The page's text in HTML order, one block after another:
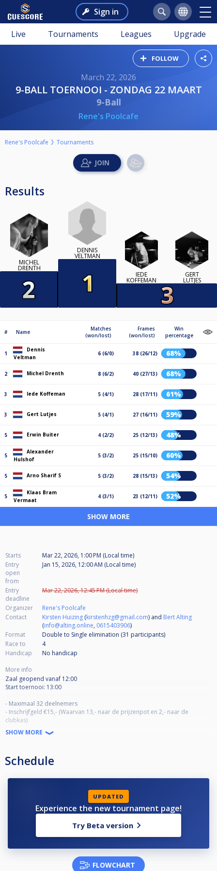
Sign in
Live Tournaments Leagues Upgrade
FOLLOW
March 22, 2026
9-BALL TOERNOOI - ZONDAG 22 MAART
9-Ball
Rene's Poolcafe
Rene's Poolcafe Tournaments
Results
MICHEL
DRENTH
DENNIS
VELTMAN
IEDE
KOFFEMAN
GERT
LUTJES
# Name
Matches
(won/lost)
Frames
(won/lost)
Win
percentage
1
Dennis
Veltman
6 (6/0) 38 (26/12) 68%
2 Michel Drenth 8 (6/2) 40 (27/13) 68%
3 Iede Koffeman 5 (4/1) 28 (17/11) 61%
3 Gert Lutjes 5 (4/1) 27 (16/11) 59%
5 Erwin Buiter 4 (2/2) 25 (12/13) 48%
5
Alexander
Hulshof
5 (3/2) 25 (15/10) 60%
5 Arno Sharif S 5 (3/2) 28 (15/13) 54%
5
Klaas Bram
Vermaat
4 (3/1) 23 (12/11) 52%
SHOW MORE
Starts
Mar 22, 2026, 1:00 PM (Local time)
Entry
open
from
Jan 15, 2026, 12:00 AM (Local time)
Entry
deadline
Mar 22, 2026, 12:45 PM (Local time)
Organizer
Rene's Poolcafe
Contact
Kirsten Huizing (kirstenhzg@gmail.com) and Bert Alting
(info@alting.online, 0615403906)
Format
Double to Single elimination (31 participants)
Race to
4
Handicap
No handicap
More info
Zaal geopend vanaf 12:00
Start toernooi: 13:00
- Maximaal 32 deelnemers
- Inschrijfgeld €15,- (Waarvan 13,- naar de prijzenpot en 2,- naar de
clubkas)
- Prijzengeld is vanaf plaats 1 t/m gedeelde 3e plaats.
- Alternate Break
Reserve:
SHOW MORE
Schedule
UPDATED
Experience the new tournament page!
Try Beta version
FLOWCHART